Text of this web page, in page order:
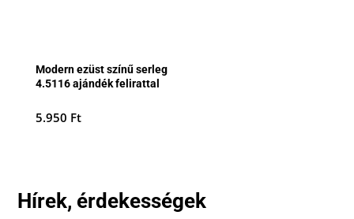
Modern ezüst színű serleg
4.5116 ajándék felirattal
5.950 Ft
Hírek, érdekességek